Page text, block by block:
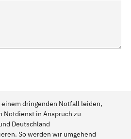
dringenden Notfall leiden,
Notdienst in Anspruch zu
Deutschland
So werden wir umgehend